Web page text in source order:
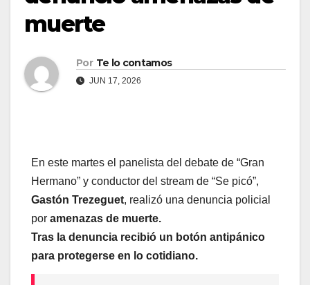
muerte
Por Te lo contamos
JUN 17, 2026
En este martes el panelista del debate de “Gran
Hermano” y conductor del stream de “Se picó”,
Gastón Trezeguet, realizó una denuncia policial
por amenazas de muerte.
Tras la denuncia recibió un botón antipánico
para protegerse en lo cotidiano.